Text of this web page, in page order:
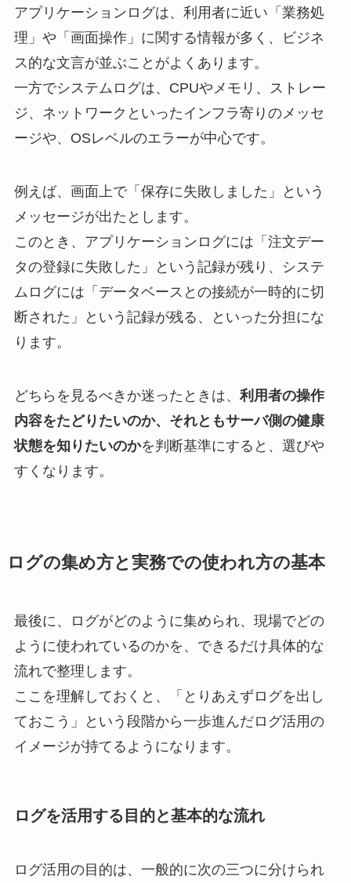
アプリケーションログは、利用者に近い「業務処
理」や「画面操作」に関する情報が多く、ビジネ
ス的な文言が並ぶことがよくあります。
一方でシステムログは、CPUやメモリ、ストレー
ジ、ネットワークといったインフラ寄りのメッセ
ージや、OSレベルのエラーが中心です。
例えば、画面上で「保存に失敗しました」という
メッセージが出たとします。
このとき、アプリケーションログには「注文デー
タの登録に失敗した」という記録が残り、システ
ムログには「データベースとの接続が一時的に切
断された」という記録が残る、といった分担にな
ります。
どちらを見るべきか迷ったときは、 利用者の操作
内容をたどりたいのか、それともサーバ側の健康
状態を知りたいのかを判断基準にすると、選びや
すくなります。
ログの集め方と実務での使われ方の基本
最後に、ログがどのように集められ、現場でどの
ように使われているのかを、できるだけ具体的な
流れで整理します。
ここを理解しておくと、「とりあえずログを出し
ておこう」という段階から一歩進んだログ活用の
イメージが持てるようになります。
ログを活用する目的と基本的な流れ
ログ活用の目的は、一般的に次の三つに分けられ